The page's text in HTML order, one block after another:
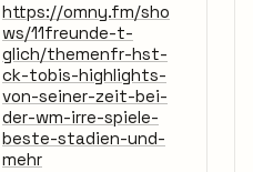
https://omny.fm/sho
ws/11freunde-t-
glich/themenfr-hst-
ck-tobis-highlights-
von-seiner-zeit-bei-
der-wm-irre-spiele-
beste-stadien-und-
mehr